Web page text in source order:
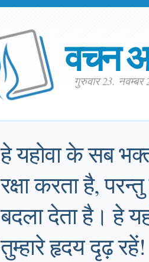
वचन
गुरुवार 23. नवम्बर
हे यहोवा के सब
रक्षा करता है,
बदला देता है। हे
तुम्हारे हृदय दृढ़ रहें!